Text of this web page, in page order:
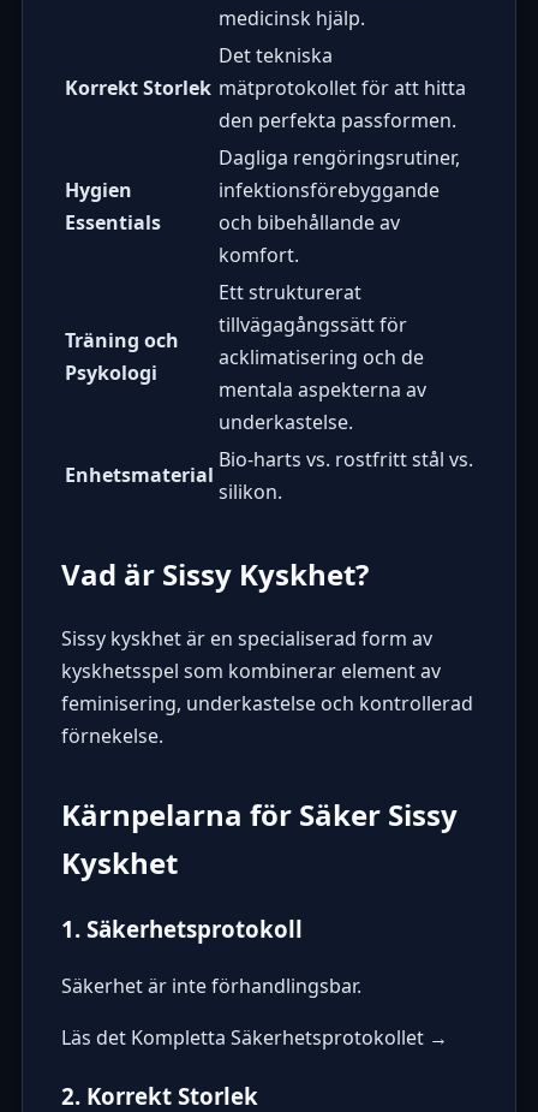
medicinsk hjälp.
Korrekt Storlek
Det tekniska
mätprotokollet för att hitta
den perfekta passformen.
Hygien
Essentials
Dagliga rengöringsrutiner,
infektionsförebyggande
och bibehållande av
komfort.
Träning och
Psykologi
Ett strukturerat
tillvägagångssätt för
acklimatisering och de
mentala aspekterna av
underkastelse.
Enhetsmaterial
Bio-harts vs. rostfritt stål vs.
silikon.
Vad är Sissy Kyskhet?
Sissy kyskhet är en specialiserad form av
kyskhetsspel som kombinerar element av
feminisering, underkastelse och kontrollerad
förnekelse.
Kärnpelarna för Säker Sissy
Kyskhet
1. Säkerhetsprotokoll
Säkerhet är inte förhandlingsbar.
Läs det Kompletta Säkerhetsprotokollet →
2. Korrekt Storlek